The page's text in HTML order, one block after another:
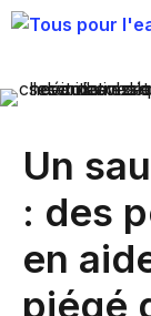
Aller
Un
: des
en
piégé